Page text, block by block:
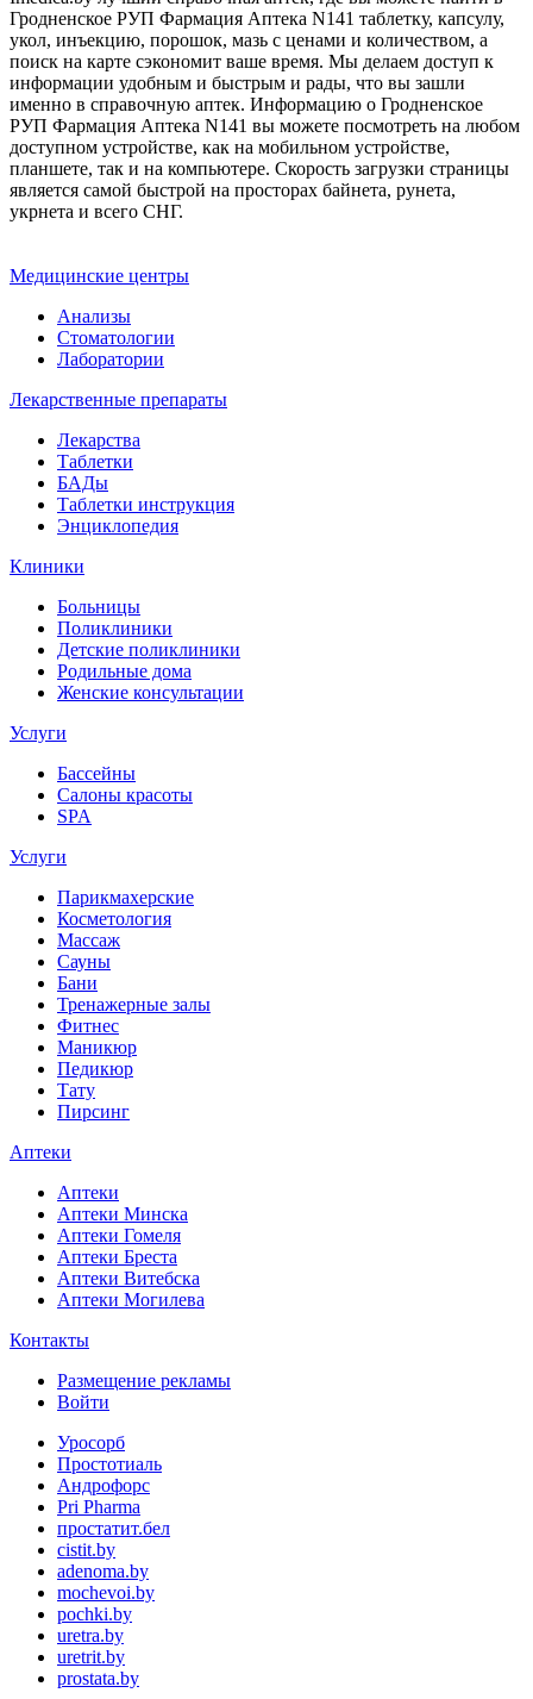
Гродненское РУП Фармация Аптека N141 таблетку, капсулу,
укол, инъекцию, порошок, мазь с ценами и количеством, а
поиск на карте сэкономит ваше время. Мы делаем доступ к
информации удобным и быстрым и рады, что вы зашли
именно в справочную аптек. Информацию о Гродненское
РУП Фармация Аптека N141 вы можете посмотреть на любом
доступном устройстве, как на мобильном устройстве,
планшете, так и на компьютере. Скорость загрузки страницы
является самой быстрой на просторах байнета, рунета,
укрнета и всего СНГ.
Медицинские центры
Анализы
Стоматологии
Лаборатории
Лекарственные препараты
Лекарства
Таблетки
БАДы
Таблетки инструкция
Энциклопедия
Клиники
Больницы
Поликлиники
Детские поликлиники
Родильные дома
Женские консультации
Услуги
Бассейны
Салоны красоты
SPA
Услуги
Парикмахерские
Косметология
Массаж
Сауны
Бани
Тренажерные залы
Фитнес
Маникюр
Педикюр
Тату
Пирсинг
Аптеки
Аптеки
Аптеки Минска
Аптеки Гомеля
Аптеки Бреста
Аптеки Витебска
Аптеки Могилева
Контакты
Размещение рекламы
Войти
Уросорб
Простотиаль
Андрофорс
Pri Pharma
простатит.бел
cistit.by
adenoma.by
mochevoi.by
pochki.by
uretra.by
uretrit.by
prostata.by